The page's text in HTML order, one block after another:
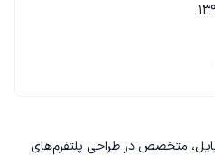
توسعه‌دهنده Full-Stack وب و موبایل، متخصص در طراحی پلتفرم‌های